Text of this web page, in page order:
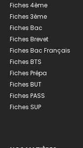
Fiches 4ème
Fiches 3ème
Fiches Bac
Fiches Brevet
Fiches Bac Français
Fiches BTS
Fiches Prépa
Fiches BUT
Fiches PASS
Fiches SUP